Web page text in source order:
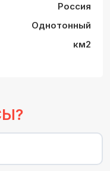
Россия
Однотонный
км2